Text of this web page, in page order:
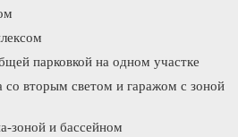
парковкой на одном участке
со вторым светом и гаражом с зоной
зоной и бассейном